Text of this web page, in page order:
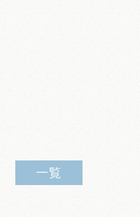
一覧